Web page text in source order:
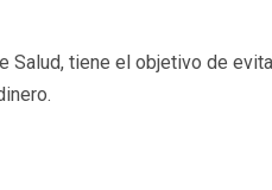
Salud, tiene el objetivo de